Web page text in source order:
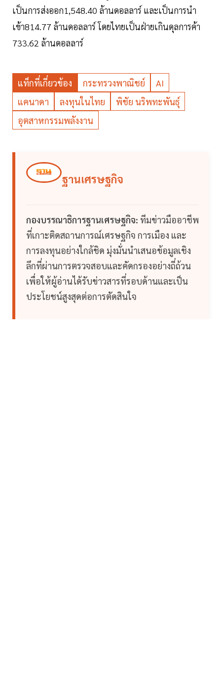
เป็นการส่งออก1,548.40 ล้านดอลลาร์ และเป็นการนำ
เข้า814.77 ล้านดอลลาร์ โดยไทยเป็นฝ่ายเกินดุลการค้า
733.62 ล้านดอลลาร์
แท็กที่เกี่ยวข้อง กระทรวงพาณิชย์
AI
แคนาดา
ลงทุนในไทย
พิชัย นริพทะพันธุ์
อุตสาหกรรมพลังงาน
ฐานเศรษฐกิจ
กองบรรณาธิการฐานเศรษฐกิจ: ทีมข่าวมืออาชีพ
ที่เกาะติดสถานการณ์เศรษฐกิจ การเมือง และ
การลงทุนอย่างใกล้ชิด มุ่งมั่นนำเสนอข้อมูลเชิง
ลึกที่ผ่านการตรวจสอบและคัดกรองอย่างถี่ถ้วน
เพื่อให้ผู้อ่านได้รับข่าวสารที่รอบด้านและเป็น
ประโยชน์สูงสุดต่อการตัดสินใจ